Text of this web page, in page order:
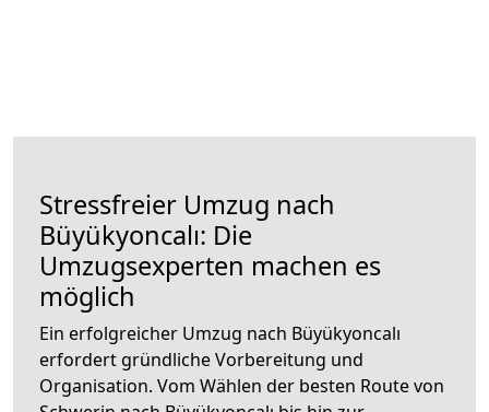
Stressfreier Umzug nach
Büyükyoncalı: Die
Umzugsexperten machen es
möglich
Ein erfolgreicher Umzug nach Büyükyoncalı
erfordert gründliche Vorbereitung und
Organisation. Vom Wählen der besten Route von